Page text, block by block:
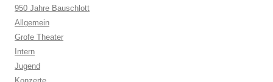
950 Jahre Bauschlott
Allgemein
Grofe Theater
Intern
Jugend